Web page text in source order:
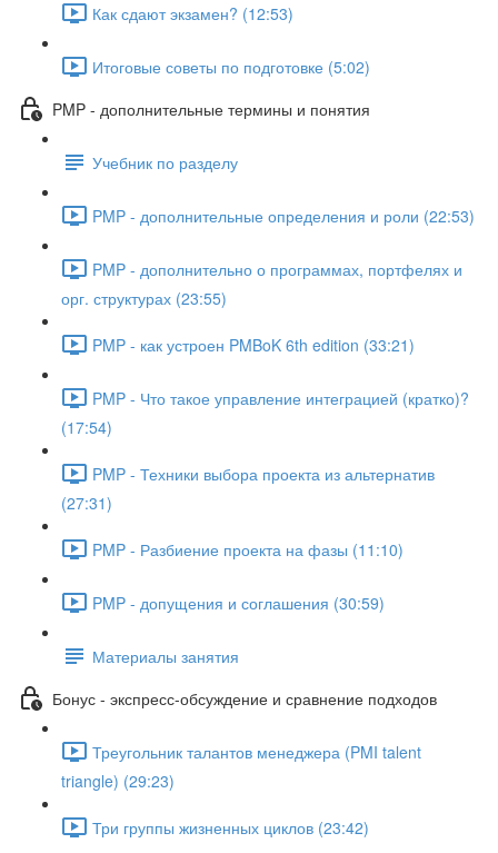
Как сдают экзамен? (12:53)
Итоговые советы по подготовке (5:02)
PMP - дополнительные термины и понятия
Учебник по разделу
PMP - дополнительные определения и роли (22:53)
PMP - дополнительно о программах, портфелях и
орг. структурах (23:55)
PMP - как устроен PMBoK 6th edition (33:21)
PMP - Что такое управление интеграцией (кратко)?
(17:54)
PMP - Техники выбора проекта из альтернатив
(27:31)
PMP - Разбиение проекта на фазы (11:10)
PMP - допущения и соглашения (30:59)
Материалы занятия
Бонус - экспресс-обсуждение и сравнение подходов
Треугольник талантов менеджера (PMI talent
triangle) (29:23)
Три группы жизненных циклов (23:42)